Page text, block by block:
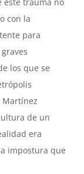
con la
para
los que se
Martínez
de un
era
impostura que